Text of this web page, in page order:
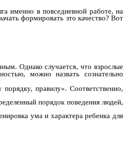
именно в повседневной работе, на
формировать это качество? Вот
Однако случается, что взрослые
можно назвать сознательно
правилу». Соответственно,
порядок поведения людей,
ума и характера ребенка для